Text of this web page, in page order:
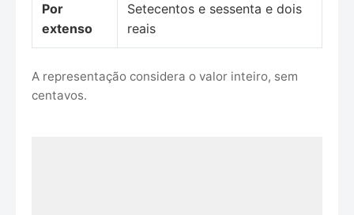
Por
extenso
Setecentos e sessenta e dois
reais
A representação considera o valor inteiro, sem
centavos.